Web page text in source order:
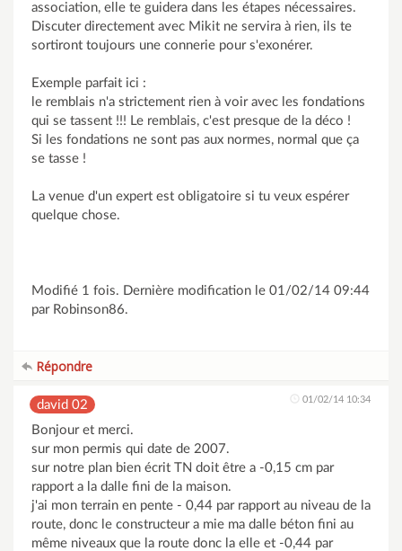
association, elle te guidera dans les étapes nécessaires.
Discuter directement avec Mikit ne servira à rien, ils te
sortiront toujours une connerie pour s'exonérer.
Exemple parfait ici :
le remblais n'a strictement rien à voir avec les fondations
qui se tassent !!! Le remblais, c'est presque de la déco !
Si les fondations ne sont pas aux normes, normal que ça
se tasse !
La venue d'un expert est obligatoire si tu veux espérer
quelque chose.
Modifié 1 fois. Dernière modification le 01/02/14 09:44
par Robinson86.
Répondre
david 02 01/02/14 10:34
Bonjour et merci.
sur mon permis qui date de 2007.
sur notre plan bien écrit TN doit être a -0,15 cm par
rapport a la dalle fini de la maison.
j'ai mon terrain en pente - 0,44 par rapport au niveau de la
route, donc le constructeur a mie ma dalle béton fini au
même niveaux que la route donc la elle et -0,44 par